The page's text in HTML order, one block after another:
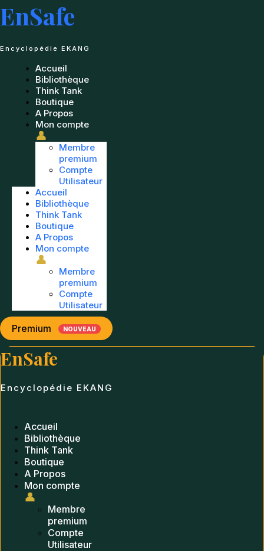
au
contenu
EnSafe
Encyclopédie EKANG
Accueil
Bibliothèque
Think Tank
Boutique
A Propos
Mon compte
👤
Membre
premium
Compte
Utilisateur
Accueil
Bibliothèque
Think Tank
Boutique
A Propos
Mon compte
👤
Membre
premium
Compte
Utilisateur
Premium NOUVEAU
EnSafe
Encyclopédie EKANG
Accueil
Bibliothèque
Think Tank
Boutique
A Propos
Mon compte
👤
Membre
premium
Compte
Utilisateur